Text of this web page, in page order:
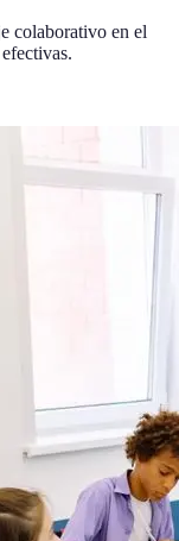
colaborativo en el